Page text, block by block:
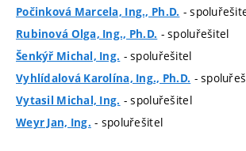
Počinková Marcela, Ing., Ph.D. -
Rubinová Olga, Ing., Ph.D. - spoluřešitel
Šenkýř Michal, Ing. - spoluřešitel
Vyhlídalová Karolína, Ing., Ph.D. -
Vytasil Michal, Ing. - spoluřešitel
Weyr Jan, Ing. - spoluřešitel